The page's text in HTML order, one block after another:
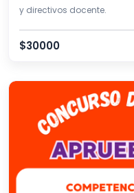
y directivos docente.
$30000